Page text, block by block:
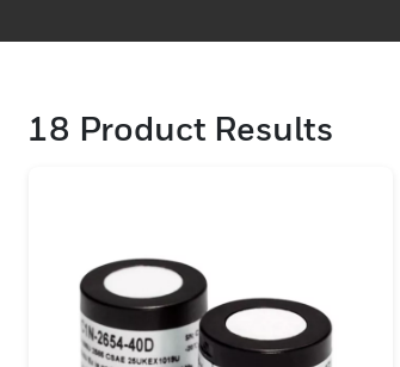
18 Product Results